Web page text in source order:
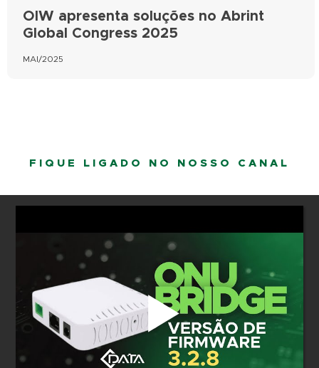
OIW apresenta soluções no Abrint
Global Congress 2025
MAI/2025
FIQUE LIGADO NO NOSSO CANAL